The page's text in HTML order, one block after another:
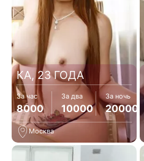
КА, 23 ГОДА
За час
8000
За два
10000
За ночь
20000
Москва